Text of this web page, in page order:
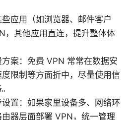
应用（如浏览器、邮件客户
，其他应用直连，提升整体体
案：免费 VPN 常常在数据安
限制等方面折中，尽量使用信
置：如果家里设备多、网络环
器层面部署 VPN，统一管理